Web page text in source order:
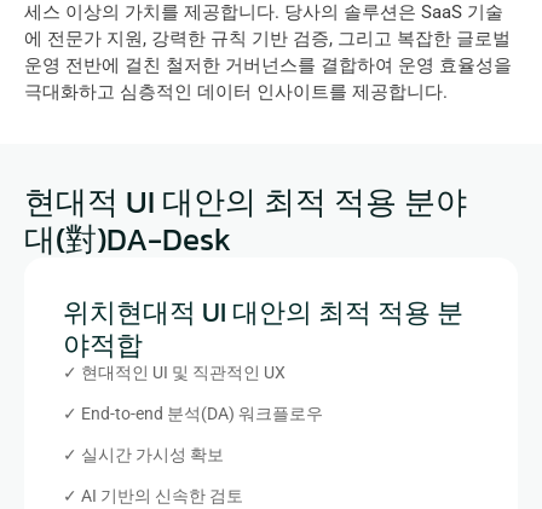
세스 이상의 가치를 제공합니다. 당사의 솔루션은 SaaS 기술
에 전문가 지원, 강력한 규칙 기반 검증, 그리고 복잡한 글로벌
운영 전반에 걸친 철저한 거버넌스를 결합하여 운영 효율성을
극대화하고 심층적인 데이터 인사이트를 제공합니다.
현대적 UI 대안의 최적 적용 분야
대(對)DA-Desk
위치현대적 UI 대안의 최적 적용 분
야적합
✓ 현대적인 UI 및 직관적인 UX
✓ End-to-end 분석(DA) 워크플로우
✓ 실시간 가시성 확보
✓ AI 기반의 신속한 검토